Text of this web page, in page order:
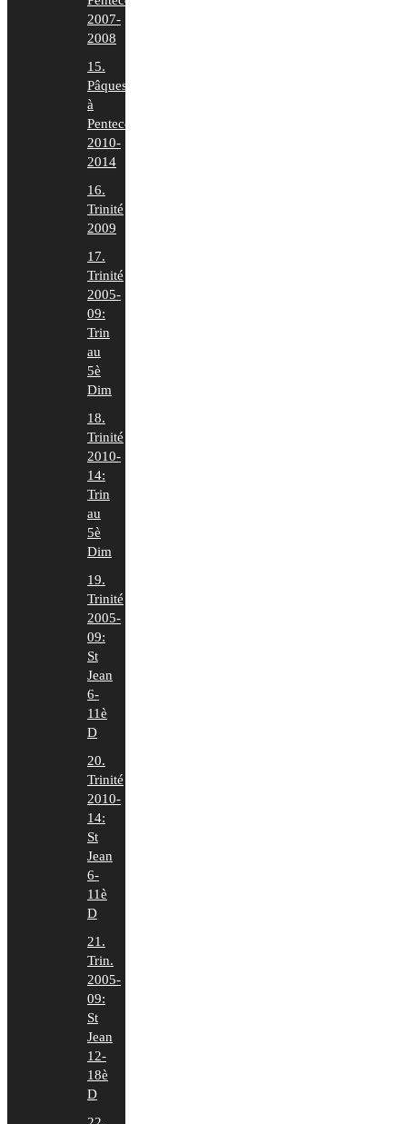
2007-
2008
15.
Pâques
à
Pentecôte
2010-
2014
16.
Trinité
2009
17.
Trinité
2005-
09:
Trin
au
5è
Dim
18.
Trinité
2010-
14:
Trin
au
5è
Dim
19.
Trinité
2005-
09:
St
Jean
6-
11è
D
20.
Trinité
2010-
14:
St
Jean
6-
11è
D
21.
Trin.
2005-
09:
St
Jean
12-
18è
D